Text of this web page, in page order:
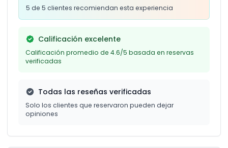
5 de 5 clientes recomiendan esta experiencia
Calificación excelente
Calificación promedio de 4.6/5 basada en reservas
verificadas
Todas las reseñas verificadas
Solo los clientes que reservaron pueden dejar
opiniones